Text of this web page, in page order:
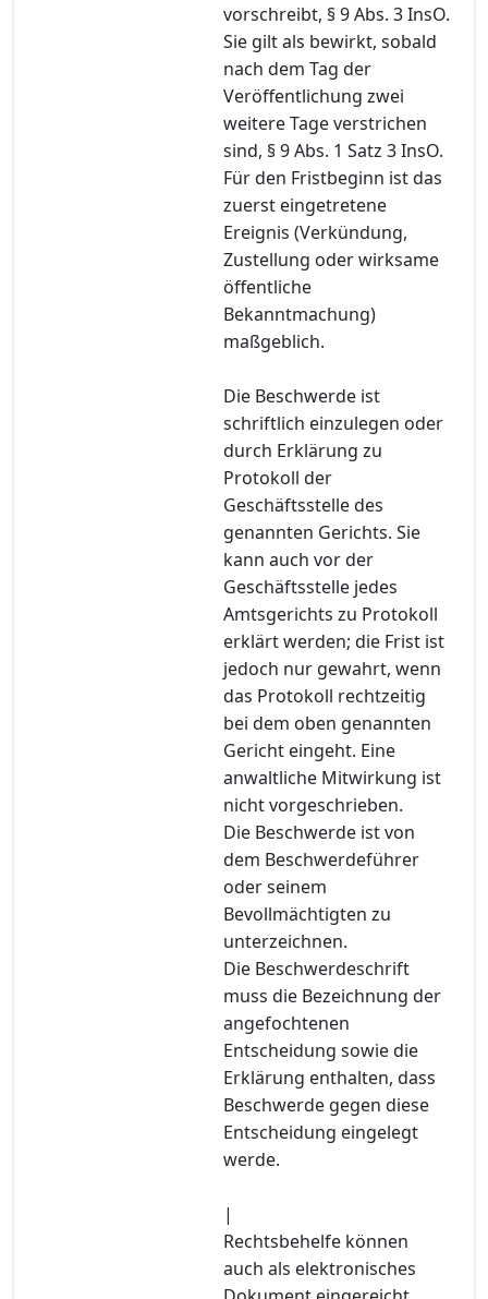
vorschreibt, § 9 Abs. 3 InsO.
Sie gilt als bewirkt, sobald
nach dem Tag der
Veröffentlichung zwei
weitere Tage verstrichen
sind, § 9 Abs. 1 Satz 3 InsO.
Für den Fristbeginn ist das
zuerst eingetretene
Ereignis (Verkündung,
Zustellung oder wirksame
öffentliche
Bekanntmachung)
maßgeblich.
Die Beschwerde ist
schriftlich einzulegen oder
durch Erklärung zu
Protokoll der
Geschäftsstelle des
genannten Gerichts. Sie
kann auch vor der
Geschäftsstelle jedes
Amtsgerichts zu Protokoll
erklärt werden; die Frist ist
jedoch nur gewahrt, wenn
das Protokoll rechtzeitig
bei dem oben genannten
Gericht eingeht. Eine
anwaltliche Mitwirkung ist
nicht vorgeschrieben.
Die Beschwerde ist von
dem Beschwerdeführer
oder seinem
Bevollmächtigten zu
unterzeichnen.
Die Beschwerdeschrift
muss die Bezeichnung der
angefochtenen
Entscheidung sowie die
Erklärung enthalten, dass
Beschwerde gegen diese
Entscheidung eingelegt
werde.
|
Rechtsbehelfe können
auch als elektronisches